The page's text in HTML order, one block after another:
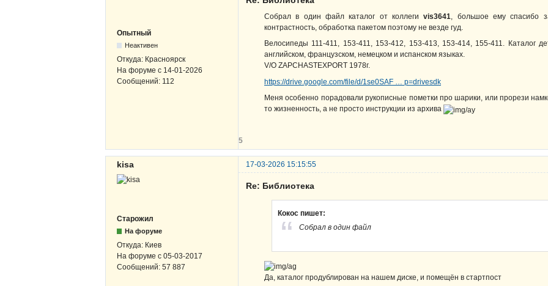
Опытный
Неактивен
Откуда: Красноярск
На форуме с 14-01-2026
Сообщений: 112
Собрал в один файл каталог от коллегиvis3641, большое ему спасибо
контрастность, обработка пакетом поэтому не везде гуд.
Велосипеды 111-411, 153-411, 153-412, 153-413, 153-414, 155-411. Каталог
английском, французском, немецком и испанском языках.
V/O ZAPCHASTEXPORT 1978г.
https://drive.google.com/file/d/1se0SAF … p=drivesdk
Меня особенно порадовали рукописные пометки про шарики, или прорези
то жизненность, а не просто инструкции из архива
5
kisa 17-03-2026 15:15:55
Старожил
На форуме
Откуда: Киев
На форуме с 05-03-2017
Сообщений: 57 887
Re: Библиотека
Кокос пишет:
Собрал в один файл
Да, каталог продублирован на нашем диске, и помещён в стартпост